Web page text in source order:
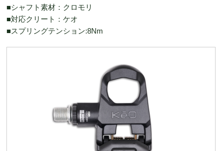
■シャフト素材：クロモリ
■対応クリート：ケオ
■スプリングテンション:8Nm